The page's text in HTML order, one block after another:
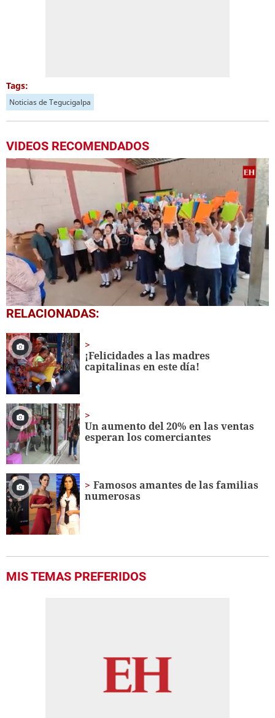
Tags:
Noticias de Tegucigalpa
VIDEOS RECOMENDADOS
0
seconds
1
minute,
56
seconds
RELACIONADAS:
¡Felicidades a las madres
capitalinas en este día!
Un aumento del 20% en las ventas
esperan los comerciantes
Famosos amantes de las familias
numerosas
MIS TEMAS PREFERIDOS